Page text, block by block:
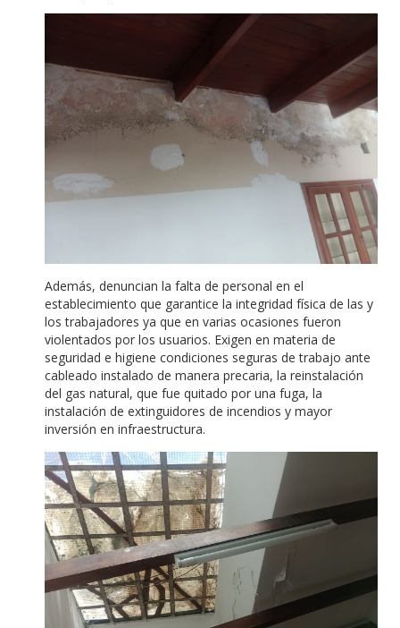
Además, denuncian la falta de personal en el
establecimiento que garantice la integridad física de las y
los trabajadores ya que en varias ocasiones fueron
violentados por los usuarios. Exigen en materia de
seguridad e higiene condiciones seguras de trabajo ante
cableado instalado de manera precaria, la reinstalación
del gas natural, que fue quitado por una fuga, la
instalación de extinguidores de incendios y mayor
inversión en infraestructura.